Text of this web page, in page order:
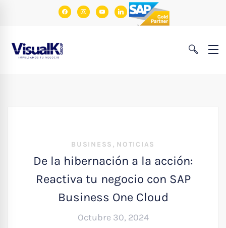
facebookinstagram
youtubelinkedin
BUSINESS , NOTICIAS
De la hibernación a la acción:
Reactiva tu negocio con SAP
Business One Cloud
Octubre 30, 2024